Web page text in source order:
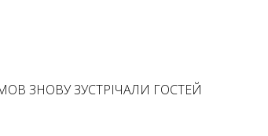
ЗНОВУ ЗУСТРІЧАЛИ ГОСТЕЙ